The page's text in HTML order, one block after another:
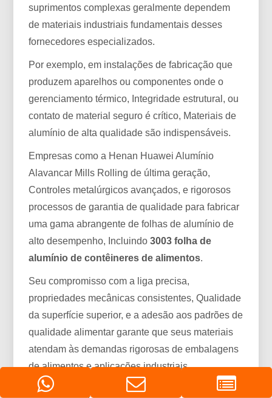
suprimentos complexas geralmente dependem
de materiais industriais fundamentais desses
fornecedores especializados.
Por exemplo, em instalações de fabricação que
produzem aparelhos ou componentes onde o
gerenciamento térmico, Integridade estrutural, ou
contato de material seguro é crítico, Materiais de
alumínio de alta qualidade são indispensáveis.
Empresas como a Henan Huawei Alumínio
Alavancar Mills Rolling de última geração,
Controles metalúrgicos avançados, e rigorosos
processos de garantia de qualidade para fabricar
uma gama abrangente de folhas de alumínio de
alto desempenho, Incluindo3003 folha de
alumínio de contêineres de alimentos.
Seu compromisso com a liga precisa,
propriedades mecânicas consistentes, Qualidade
da superfície superior, e a adesão aos padrões de
qualidade alimentar garante que seus materiais
atendam às demandas rigorosas de embalagens
de alimentos e aplicações industriais
globalmente, apoiando o ecossistema de